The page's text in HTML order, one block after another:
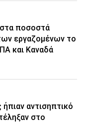
ποσοστά
εργαζομένων το
και Καναδά
αντισηπτικό
στο